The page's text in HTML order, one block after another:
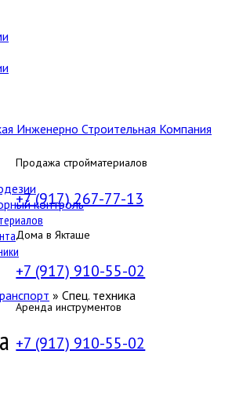
Продажа стройматериалов
+7 (917) 267-77-13
Дома в Якташе
+7 (917) 910-55-02
Аренда инструментов
+7 (917) 910-55-02
контроль
» Спец. техника